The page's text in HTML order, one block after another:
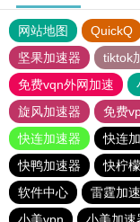
网站地图 QuickQ
坚果加速器
tiktok
免费vqn外网加速
旋风加速器
免费
快连加速器
快连
快鸭加速器
快柠
软件中心
雷霆加速